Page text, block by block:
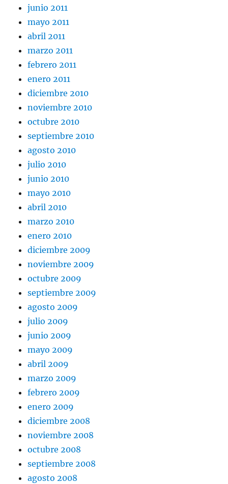
junio 2011
mayo 2011
abril 2011
marzo 2011
febrero 2011
enero 2011
diciembre 2010
noviembre 2010
octubre 2010
septiembre 2010
agosto 2010
julio 2010
junio 2010
mayo 2010
abril 2010
marzo 2010
enero 2010
diciembre 2009
noviembre 2009
octubre 2009
septiembre 2009
agosto 2009
julio 2009
junio 2009
mayo 2009
abril 2009
marzo 2009
febrero 2009
enero 2009
diciembre 2008
noviembre 2008
octubre 2008
septiembre 2008
agosto 2008